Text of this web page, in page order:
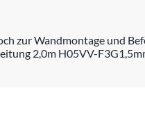
zur Wandmontage und
2,0m H05VV-